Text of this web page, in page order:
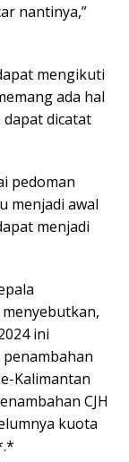
nantinya,”
mengikuti
ada hal
dicatat
pedoman
menjadi awal
menjadi
ini
Kalimantan
CJH
kuota